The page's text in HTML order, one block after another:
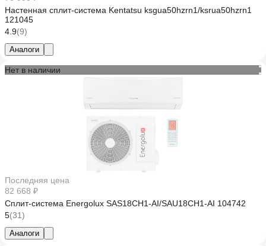
Настенная сплит-система Kentatsu ksgua50hzrn1/ksrua50hzrn1
121045
4.9(9)
Аналоги
Нет в наличии
Последняя цена
82 668 ₽
Сплит-система Energolux SAS18CH1-AI/SAU18CH1-AI 104742
5(31)
Аналоги